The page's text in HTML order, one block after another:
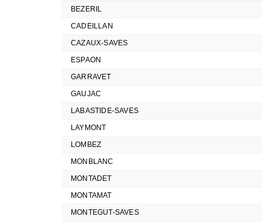
BEZERIL
CADEILLAN
CAZAUX-SAVES
ESPAON
GARRAVET
GAUJAC
LABASTIDE-SAVES
LAYMONT
LOMBEZ
MONBLANC
MONTADET
MONTAMAT
MONTEGUT-SAVES